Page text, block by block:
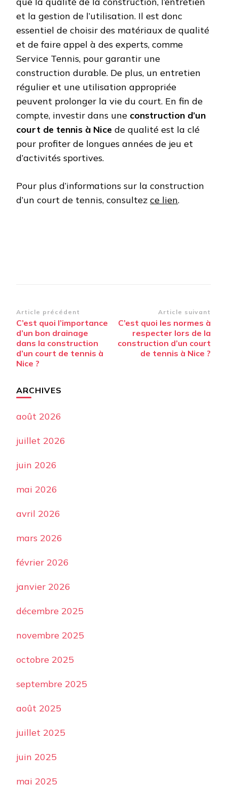
et la gestion de l’utilisation. Il est donc
essentiel de choisir des matériaux de qualité
et de faire appel à des experts, comme
Service Tennis, pour garantir une
construction durable. De plus, un entretien
régulier et une utilisation appropriée
peuvent prolonger la vie du court. En fin de
compte, investir dans une construction d’un
court de tennis à Nice de qualité est la clé
pour profiter de longues années de jeu et
d’activités sportives.
Pour plus d’informations sur la construction
d’un court de tennis, consultez ce lien.
Navigation
d’article
Article précédent
C’est quoi l’importance
d’un bon drainage
dans la construction
d’un court de tennis à
Nice ?
Article suivant
C’est quoi les normes à
respecter lors de la
construction d’un court
de tennis à Nice ?
ARCHIVES
août 2026
juillet 2026
juin 2026
mai 2026
avril 2026
mars 2026
février 2026
janvier 2026
décembre 2025
novembre 2025
octobre 2025
septembre 2025
août 2025
juillet 2025
juin 2025
mai 2025